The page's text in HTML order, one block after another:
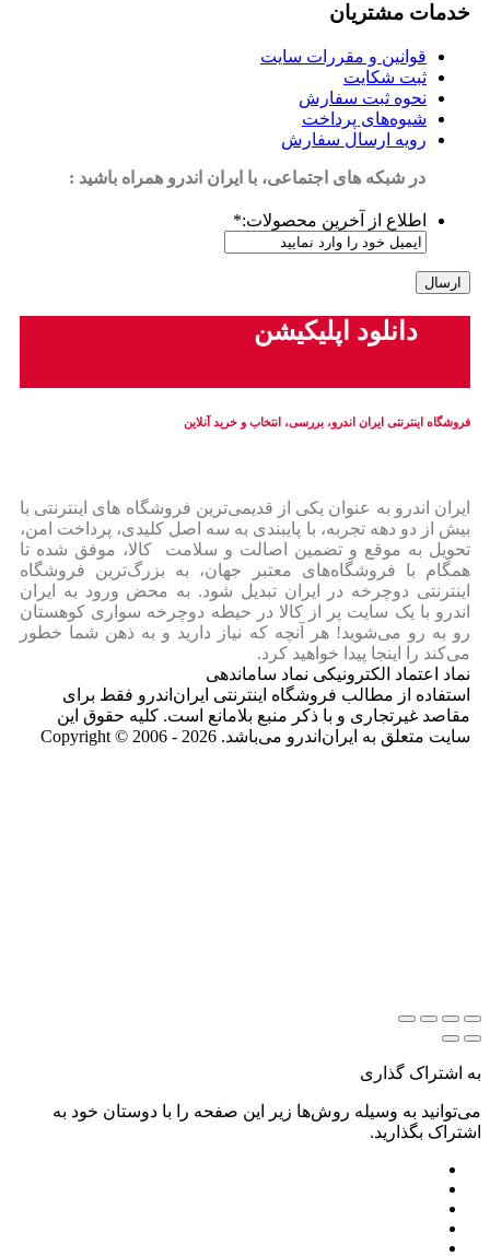
خدمات مشتریان
قوانین و مقررات سایت
ثبت شکایت
نحوه ثبت سفارش
شیوه‌های پرداخت
رویه ارسال سفارش
در شبکه های اجتماعی، با ایران اندرو همراه باشید :
اطلاع از آخرین محصولات:*
دانلود اپلیکیشن
فروشگاه اینترنتی ایران‌ اندرو، بررسی، انتخاب و خرید آنلاین
ایران‌ اندرو به عنوان یکی از قدیمی‌ترین فروشگاه های اینترنتی با
بیش از دو دهه تجربه، با پایبندی به سه اصل کلیدی، پرداخت امن،
تحویل به موقع و تضمین اصالت و سلامت کالا، موفق شده تا
همگام با فروشگاه‌های معتبر جهان، به بزرگ‌ترین فروشگاه
اینترنتی دوچرخه در ایران تبدیل شود. به محض ورود به ایران‌
اندرو با یک سایت پر از کالا در حیطه دوچرخه سواری کوهستان
رو به رو می‌شوید! هر آنچه که نیاز دارید و به ذهن شما خطور
می‌کند را اینجا پیدا خواهید کرد.
نماد اعتماد الکترونیکی نماد ساماندهی
استفاده از مطالب فروشگاه اینترنتی ایران‌اندرو فقط برای
مقاصد غیرتجاری و با ذکر منبع بلامانع است. کلیه حقوق این
سایت متعلق به ایران‌اندرو می‌باشد. Copyright © 2006 - 2026
به اشتراک گذاری
می‌توانید به وسیله روش‌ها زیر این صفحه را با دوستان خود به
اشتراک بگذارید.